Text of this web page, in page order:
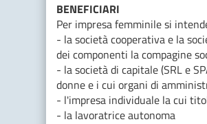
BENEFICIARI
Per impresa femminile si
- la società cooperativa e la
dei componenti la compagine
- la società di capitale (SRL e
donne e i cui organi di
- l'impresa individuale la cui
- la lavoratrice autonoma